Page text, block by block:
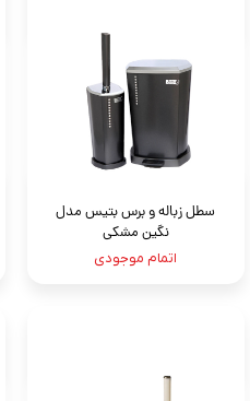
سطل زباله و برس بتیس مدل
نگين مشکی
اتمام موجودی